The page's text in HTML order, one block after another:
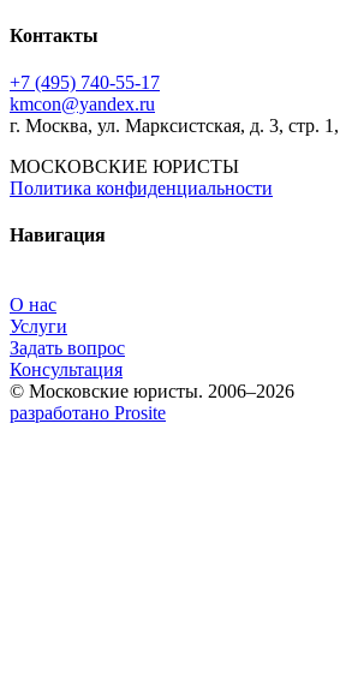
Контакты
+7 (495) 740‑55‑17
kmcon@yandex.ru
г. Москва, ул. Марксистская, д. 3, стр.
МОСКОВСКИЕ ЮРИСТЫ
Политика конфиденциальности
Навигация
О нас
Услуги
Задать вопрос
Консультация
© Московские юристы. 2006–2026
разработано Prosite